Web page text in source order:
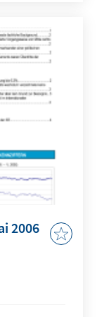
2006